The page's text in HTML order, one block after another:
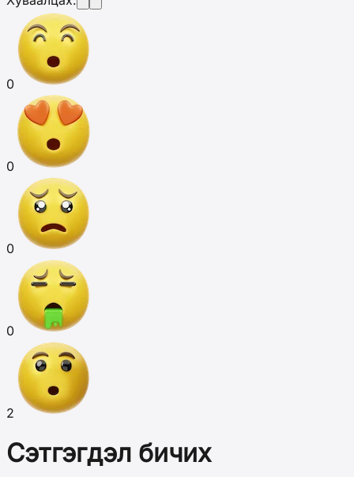
0
0
0
0
2
Сэтгэгдэл бичих